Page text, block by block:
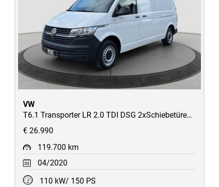
VW
T6.1 Transporter LR 2.0 TDI DSG 2xSchiebetüren/AHK/Kamera/AppConnect/ACC-Tempomat/uvm
€ 26.990
119.700 km
04/2020
110 kW/ 150 PS